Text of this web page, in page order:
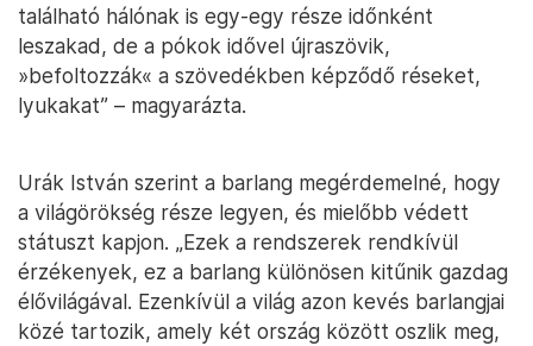
található hálónak is egy-egy része időnként
leszakad, de a pókok idővel újraszövik,
»befoltozzák« a szövedékben képződő réseket,
lyukakat” – magyarázta.
Urák István szerint a barlang megérdemelné, hogy
a világörökség része legyen, és mielőbb védett
státuszt kapjon. „Ezek a rendszerek rendkívül
érzékenyek, ez a barlang különösen kitűnik gazdag
élővilágával. Ezenkívül a világ azon kevés barlangjai
közé tartozik, amely két ország között oszlik meg,